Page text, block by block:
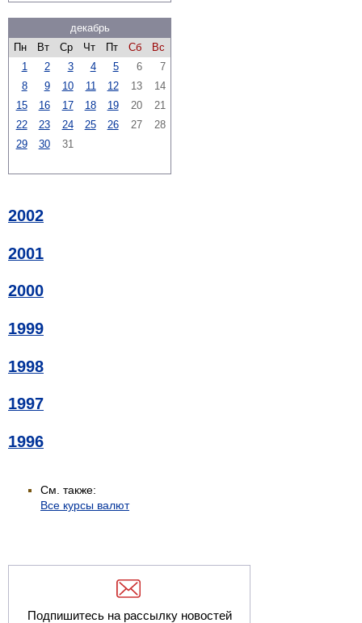
декабрь
Пн
Вт Ср Чт Пт Сб
Вс
1
2 3 4 5 6
7
8
9 10 11 12 13
14
15
16 17 18 19 20
21
22
23 24 25 26 27
28
29
30 31
2002
2001
2000
1999
1998
1997
1996
См. также:
Все курсы валют
Подпишитесь на рассылку новостей